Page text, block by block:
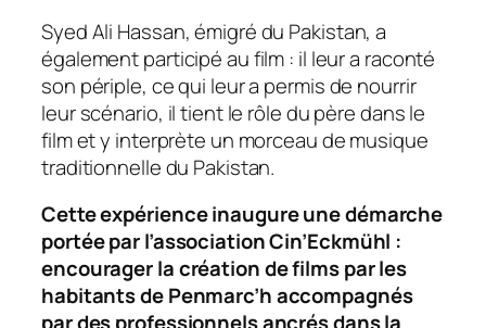
Syed Ali Hassan, émigré du Pakistan, a
également participé au film : il leur a raconté
son périple, ce qui leur a permis de nourrir
leur scénario, il tient le rôle du père dans le
film et y interprète un morceau de musique
traditionnelle du Pakistan.
Cette expérience inaugure une démarche
portée par l’association Cin’Eckmühl :
encourager la création de films par les
habitants de Penmarc’h accompagnés